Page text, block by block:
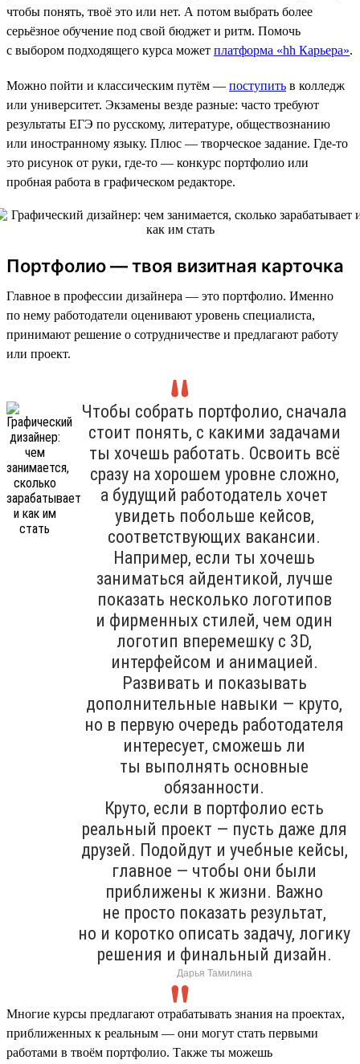
чтобы понять, твоё это или нет. А потом выбрать более
серьёзное обучение под свой бюджет и ритм. Помочь
с выбором подходящего курса может платформа «hh Карьера».
Можно пойти и классическим путём — поступить в колледж
или университет. Экзамены везде разные: часто требуют
результаты ЕГЭ по русскому, литературе, обществознанию
или иностранному языку. Плюс — творческое задание. Где-то
это рисунок от руки, где-то — конкурс портфолио или
пробная работа в графическом редакторе.
Портфолио — твоя визитная карточка
Главное в профессии дизайнера — это портфолио. Именно
по нему работодатели оценивают уровень специалиста,
принимают решение о сотрудничестве и предлагают работу
или проект.
Чтобы собрать портфолио, сначала
стоит понять, с какими задачами
ты хочешь работать. Освоить всё
сразу на хорошем уровне сложно,
а будущий работодатель хочет
увидеть побольше кейсов,
соответствующих вакансии.
Например, если ты хочешь
заниматься айдентикой, лучше
показать несколько логотипов
и фирменных стилей, чем один
логотип вперемешку с 3D,
интерфейсом и анимацией.
Развивать и показывать
дополнительные навыки — круто,
но в первую очередь работодателя
интересует, сможешь ли
ты выполнять основные
обязанности.
Круто, если в портфолио есть
реальный проект — пусть даже для
друзей. Подойдут и учебные кейсы,
главное — чтобы они были
приближены к жизни. Важно
не просто показать результат,
но и коротко описать задачу, логику
решения и финальный дизайн.
Дарья Тамилина
Многие курсы предлагают отрабатывать знания на проектах,
приближенных к реальным — они могут стать первыми
работами в твоём портфолио. Также ты можешь